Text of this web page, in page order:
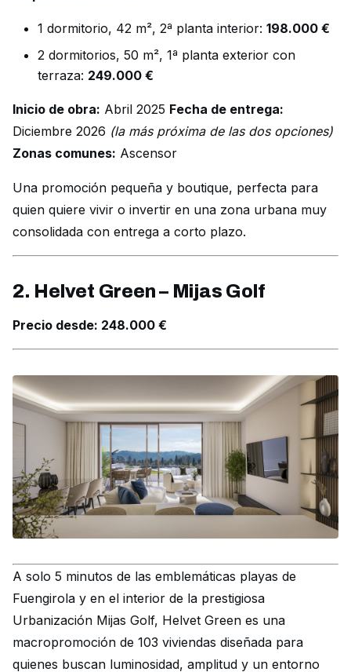
1 dormitorio, 42 m², 2ª planta interior: 198.000 €
2 dormitorios, 50 m², 1ª planta exterior con
terraza: 249.000 €
Inicio de obra: Abril 2025 Fecha de entrega:
Diciembre 2026 (la más próxima de las dos opciones)
Zonas comunes: Ascensor
Una promoción pequeña y boutique, perfecta para
quien quiere vivir o invertir en una zona urbana muy
consolidada con entrega a corto plazo.
2. Helvet Green – Mijas Golf
Precio desde: 248.000 €
A solo 5 minutos de las emblemáticas playas de
Fuengirola y en el interior de la prestigiosa
Urbanización Mijas Golf, Helvet Green es una
macropromoción de 103 viviendas diseñada para
quienes buscan luminosidad, amplitud y un entorno